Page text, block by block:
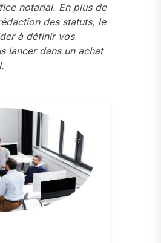
notarial. En plus de
des statuts, le
à définir vos
lancer dans un achat